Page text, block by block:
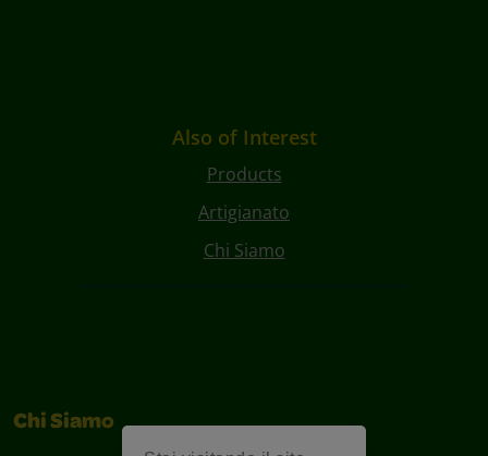
Also of Interest
Products
Artigianato
Chi Siamo
Chi Siamo